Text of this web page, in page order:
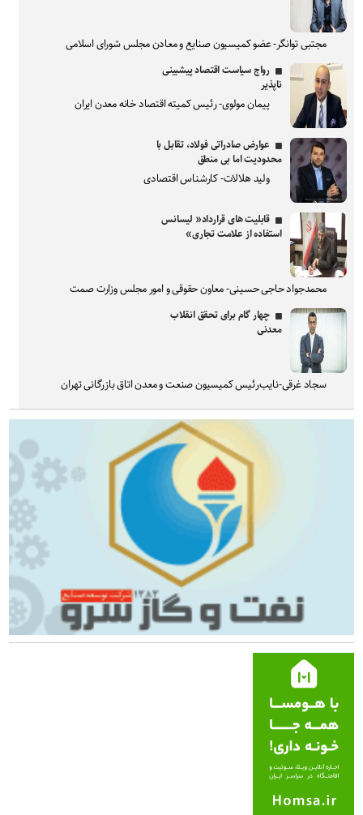
مجتبی توانگر- عضو کمیسیون صنایع و معادن مجلس شورای اسلامی
رواج سیاست اقتصاد پیشبینی
ناپذیر
پیمان مولوی- رئیس کمیته اقتصاد خانه معدن ایران
عوارض صادراتی فولاد، تقابل با
محدودیت اما بی منطق
ولید هلالات- کارشناس اقتصادی
قابلیت های قرارداد« لیسانس
استفاده از علامت تجاری»
محمدجواد حاجی حسینی- معاون حقوقی و امور مجلس وزارت صمت
چهار گام برای تحقق انقلاب
معدنی
سجاد غرقی-نایب‌رئیس کمیسیون صنعت و معدن اتاق بازرگانی تهران